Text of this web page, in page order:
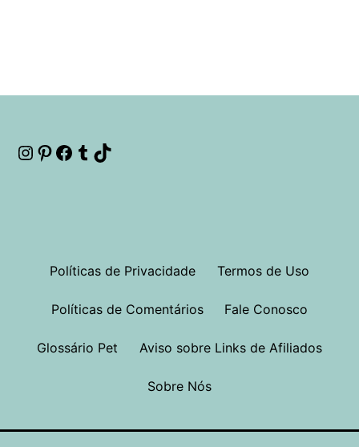
Instagram
Pinterest
Facebook
Tumblr
Políticas de Privacidade Termos de Uso
Políticas de Comentários Fale Conosco
Glossário Pet Aviso sobre Links de Afiliados
Sobre Nós